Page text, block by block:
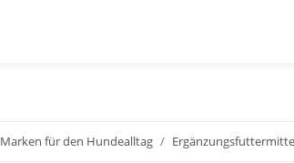
für den Hundealltag